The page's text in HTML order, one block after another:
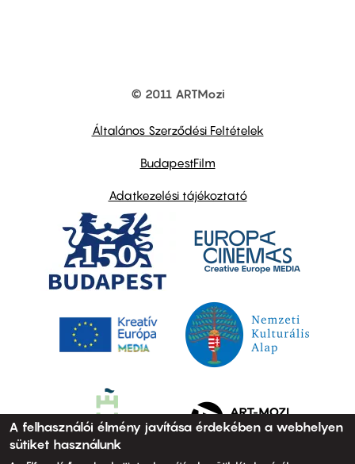
© 2011 ARTMozi
Általános Szerződési Feltételek
BudapestFilm
Adatkezelési tájékoztató
A felhasználói élmény javítása érdekében a webhelyen
sütiket használunk